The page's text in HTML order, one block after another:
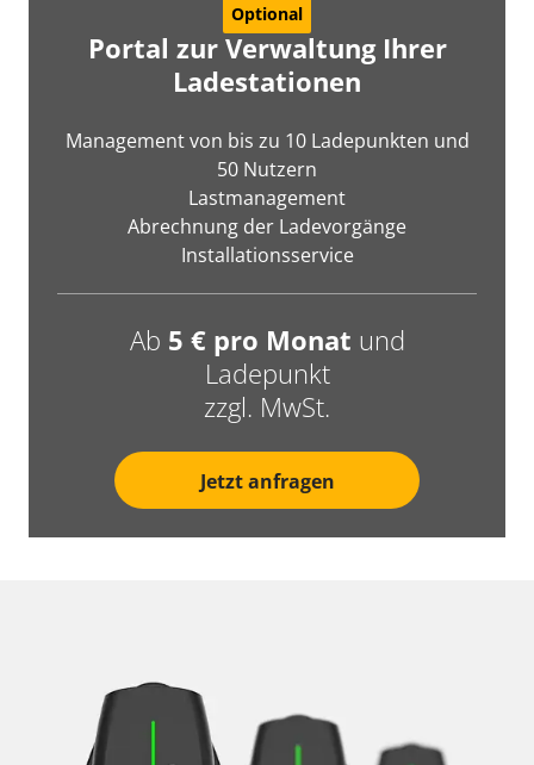
Optional
Portal zur Verwaltung Ihrer
Ladestationen
Management von bis zu 10 Ladepunkten und
50 Nutzern
Lastmanagement
Abrechnung der Ladevorgänge
Installationsservice
Ab 5 € pro Monat und
Ladepunkt
zzgl. MwSt.
Jetzt anfragen